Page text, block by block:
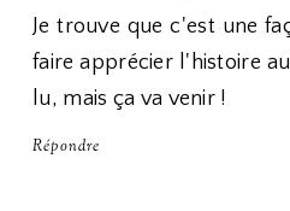
Je trouve que c'est une
faire apprécier l'histoire
lu, mais ça va venir !
Répondre